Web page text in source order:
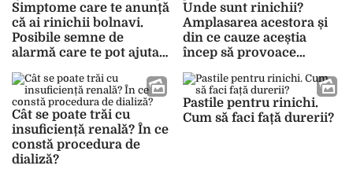
Simptome care te anunță
că ai rinichii bolnavi.
Posibile semne de
alarmă care te pot ajuta
Unde sunt rinichii?
Amplasarea acestora și
din ce cauze aceștia
încep să provoace
Cât se poate trăi cu
insuficiență renală? În ce
constă procedura de
dializă?
Pastile pentru rinichi.
Cum să faci față durerii?